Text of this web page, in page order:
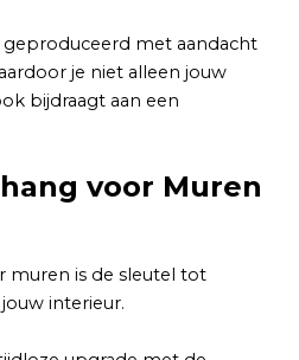
met aandacht
je niet alleen jouw
bijdraagt aan een
voor Muren
muren is de sleutel tot
interieur.